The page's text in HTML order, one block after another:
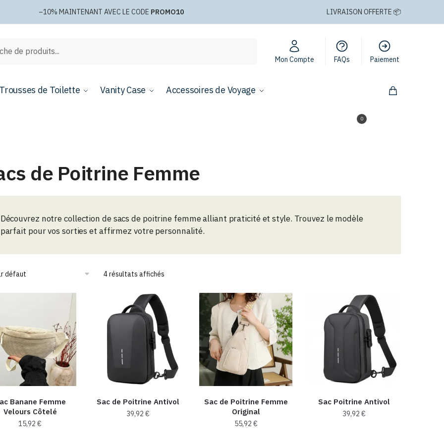
–10% MAINTENANT AVEC LE CODE PROMO10 LIVRAISON OFFERTE 📦
Mon Compte FAQs Paiement
de Toilette Vanity Case Accessoires de Voyage
0
de Poitrine Femme
Découvrez notre collection de sacs de poitrine femme alliant praticité et style. Trouvez le modèle
parfait pour vos sorties et affirmez votre personnalité.
4 résultats affichés
Banane Femme
Velours Côtelé
15,92€
Sac de Poitrine Antivol
39,92 €
Sac de Poitrine Femme
Original
55,92 €
Sac Poitrine Antivol
39,92 €